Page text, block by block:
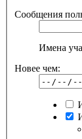
Сообщения
Имена
Новее чем: